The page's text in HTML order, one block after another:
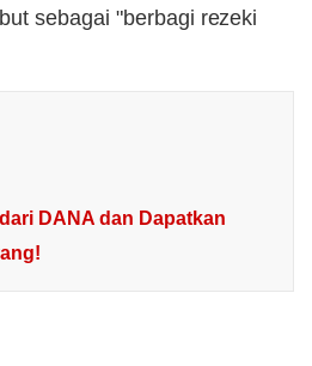
sebagai "berbagi rezeki
DANA dan Dapatkan